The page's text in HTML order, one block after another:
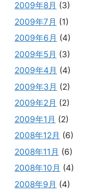
2009年8月 (3)
2009年7月 (1)
2009年6月 (4)
2009年5月 (3)
2009年4月 (4)
2009年3月 (2)
2009年2月 (2)
2009年1月 (2)
2008年12月 (6)
2008年11月 (6)
2008年10月 (4)
2008年9月 (4)